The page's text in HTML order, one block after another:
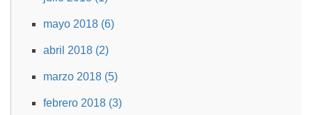
mayo 2018 (6)
abril 2018 (2)
marzo 2018 (5)
febrero 2018 (3)